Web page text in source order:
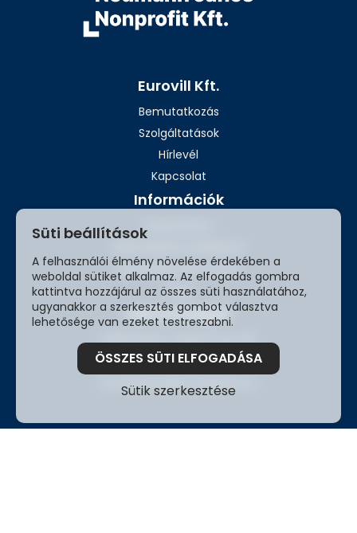
Süti beállítások
A felhasználói élmény növelése érdekében a
weboldal sütiket alkalmaz. Az elfogadás gombra
kattintva hozzájárul az összes süti használatához,
ugyanakkor a szerkesztés gombot választva
lehetősége van ezeket testreszabni.
ÖSSZES SÜTI ELFOGADÁSA
Sütik szerkesztése
Eurovill Kft.
Bemutatkozás
Szolgáltatások
Hírlevél
Kapcsolat
Információk
Ügyfeleink véleménye
Blog
Elérhetőségek
2209 Péteri, Tölgyfa utca 16.
+3680 980 030
kozvilagitas@kozvilagitas.hu